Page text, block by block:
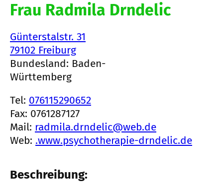
Frau Radmila Drndelic
Günterstalstr. 31
79102 Freiburg
Bundesland: Baden-
Württemberg
Tel: 076115290652
Fax: 0761287127
Mail: radmila.drndelic@web.de
Web: .www.psychotherapie-drndelic.de
Beschreibung: